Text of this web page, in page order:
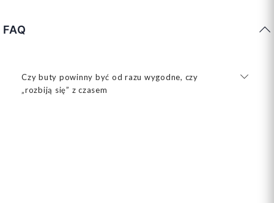
FAQ
Czy buty powinny być od razu wygodne, czy
„rozbiją się” z czasem